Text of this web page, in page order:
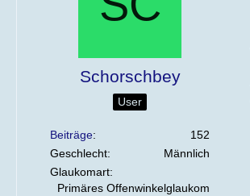
Schorschbey
User
Beiträge
152
Geschlecht
Männlich
Glaukomart
Primäres Offenwinkelglaukom